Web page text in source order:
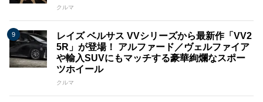
クルマ
レイズ ベルサス VVシリーズから最新作「VV2
5R」が登場！ アルファード／ヴェルファイア
や輸入SUVにもマッチする豪華絢爛なスポー
ツホイール
クルマ